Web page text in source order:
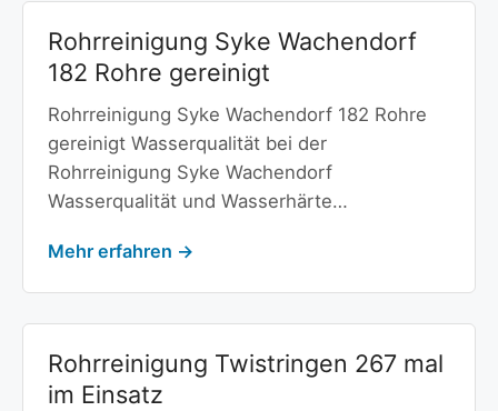
Rohrreinigung Syke Wachendorf
182 Rohre gereinigt
Rohrreinigung Syke Wachendorf 182 Rohre
gereinigt Wasserqualität bei der
Rohrreinigung Syke Wachendorf
Wasserqualität und Wasserhärte…
Mehr erfahren →
Rohrreinigung Twistringen 267 mal
im Einsatz